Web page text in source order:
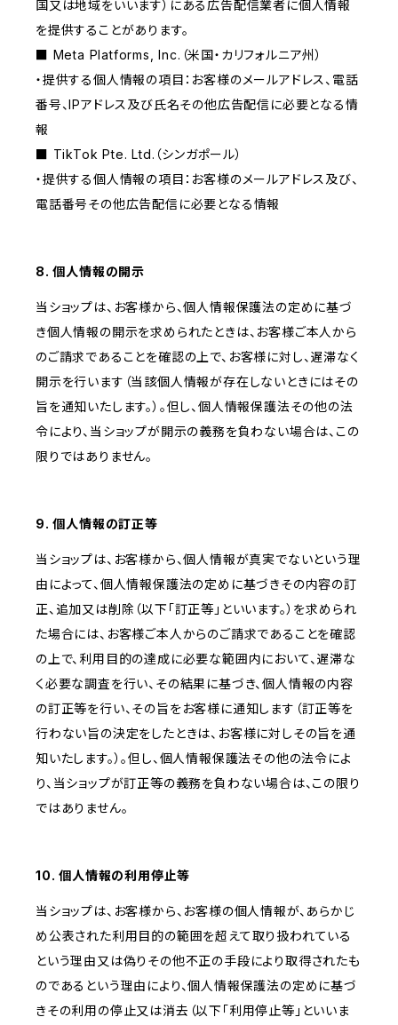
国又は地域をいいます）にある広告配信業者に個人情報
を提供することがあります。
■ Meta Platforms, Inc.（米国・カリフォルニア州）
・提供する個人情報の項目：お客様のメールアドレス、電話
番号、IPアドレス及び氏名その他広告配信に必要となる情
報
■ TikTok Pte. Ltd.（シンガポール）
・提供する個人情報の項目：お客様のメールアドレス及び、
電話番号その他広告配信に必要となる情報
8. 個人情報の開示
当ショップは、お客様から、個人情報保護法の定めに基づ
き個人情報の開示を求められたときは、お客様ご本人から
のご請求であることを確認の上で、お客様に対し、遅滞なく
開示を行います（当該個人情報が存在しないときにはその
旨を通知いたします。）。但し、個人情報保護法その他の法
令により、当ショップが開示の義務を負わない場合は、この
限りではありません。
9. 個人情報の訂正等
当ショップは、お客様から、個人情報が真実でないという理
由によって、個人情報保護法の定めに基づきその内容の訂
正、追加又は削除（以下「訂正等」といいます。）を求められ
た場合には、お客様ご本人からのご請求であることを確認
の上で、利用目的の達成に必要な範囲内において、遅滞な
く必要な調査を行い、その結果に基づき、個人情報の内容
の訂正等を行い、その旨をお客様に通知します（訂正等を
行わない旨の決定をしたときは、お客様に対しその旨を通
知いたします。）。但し、個人情報保護法その他の法令によ
り、当ショップが訂正等の義務を負わない場合は、この限り
ではありません。
10. 個人情報の利用停止等
当ショップは、お客様から、お客様の個人情報が、あらかじ
め公表された利用目的の範囲を超えて取り扱われている
という理由又は偽りその他不正の手段により取得されたも
のであるという理由により、個人情報保護法の定めに基づ
きその利用の停止又は消去（以下「利用停止等」といいま